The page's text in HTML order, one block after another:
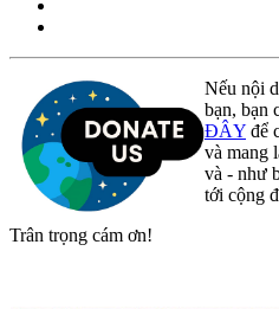
Nếu nội
bạn, bạn
ĐÂY để
và mang
và - như
tới cộng
Trân trọng cám ơn!